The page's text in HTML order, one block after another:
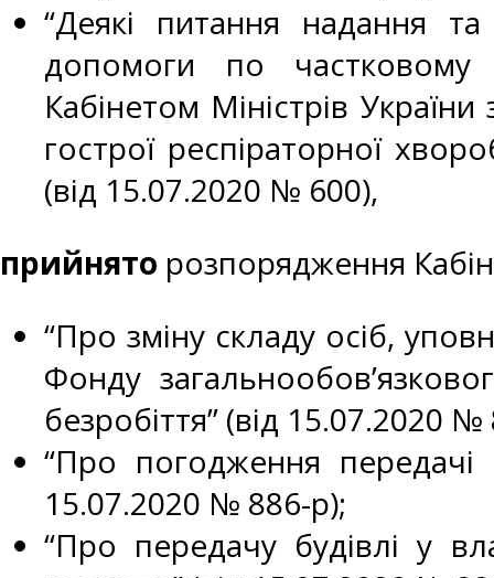
“Деякі питання надання
допомоги по частковому
Кабінетом Міністрів
гострої респіраторної
(від 15.07.2020 № 600),
прийнято розпорядження
“Про зміну складу осіб,
Фонду
безробіття” (від 15.07.2020
“Про погодження
15.07.2020 № 886-р);
“Про передачу будівлі у